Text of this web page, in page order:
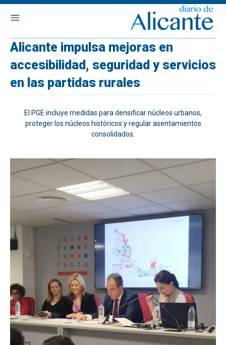
Alicante impulsa mejoras en
accesibilidad, seguridad y servicios
en las partidas rurales
El PGE incluye medidas para densificar núcleos urbanos,
proteger los núcleos históricos y regular asentamientos
consolidados.